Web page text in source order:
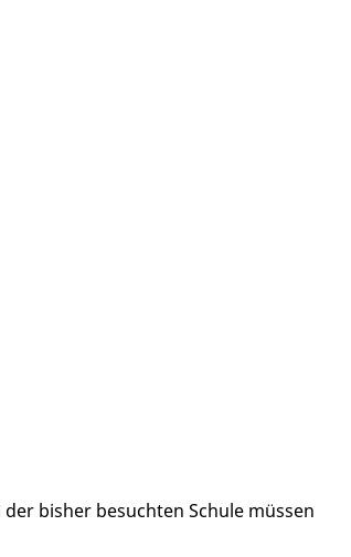
bisher besuchten Schule müssen